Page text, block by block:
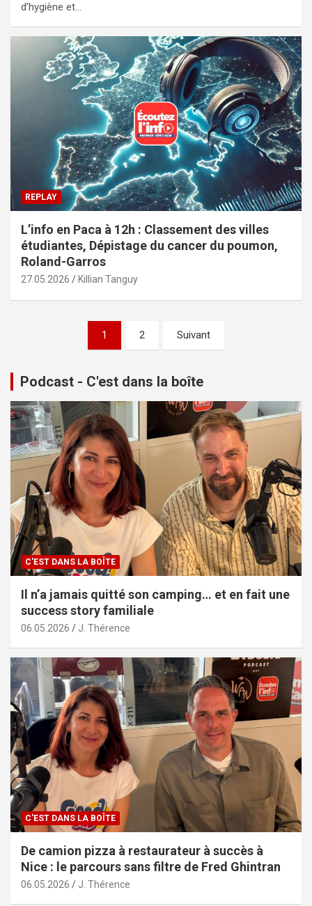
d’hygiène et…
REPLAY
L’info en Paca à 12h : Classement des villes
étudiantes, Dépistage du cancer du poumon,
Roland-Garros
27.05.2026 Killian Tanguy
publications
1 2 Suivant
Podcast - C'est dans la boîte
C'EST DANS LA BOÎTE
Il n’a jamais quitté son camping… et en fait une
success story familiale
06.05.2026 J. Thérence
C'EST DANS LA BOÎTE
De camion pizza à restaurateur à succès à
Nice : le parcours sans filtre de Fred Ghintran
06.05.2026 J. Thérence